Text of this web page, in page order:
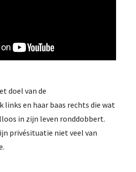
doel van de
en haar baas rechts die wat
in zijn leven ronddobbert.
privésituatie niet veel van